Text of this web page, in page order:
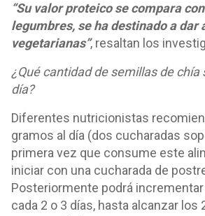
“Su valor proteico se compara
legumbres, se ha destinado a dar
vegetarianas”, resaltan los
¿Qué cantidad de semillas de
día?
Diferentes nutricionistas
gramos al día (dos cucharadas
primera vez que consume este
iniciar con una cucharada de
Posteriormente podrá
cada 2 o 3 días, hasta alcanzar los